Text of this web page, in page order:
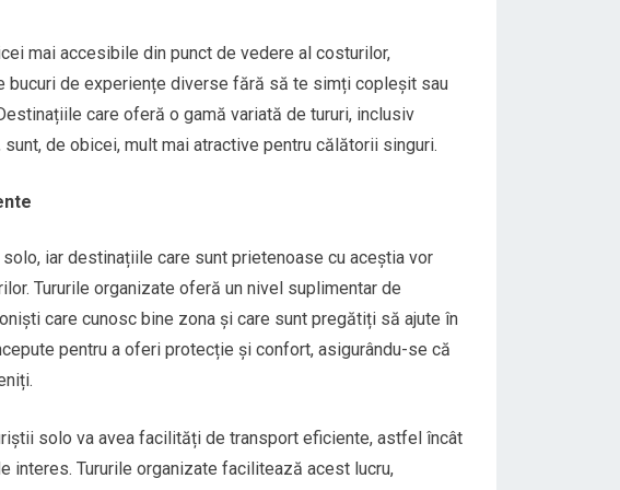
mai accesibile din punct de vedere al costurilor,
de experiențe diverse fără să te simți copleșit sau
care oferă o gamă variată de tururi, inclusiv
de obicei, mult mai atractive pentru călătorii singuri.
iar destinațiile care sunt prietenoase cu aceștia vor
Tururile organizate oferă un nivel suplimentar de
care cunosc bine zona și care sunt pregătiți să ajute în
pentru a oferi protecție și confort, asigurându-se că
solo va avea facilități de transport eficiente, astfel încât
interes. Tururile organizate facilitează acest lucru,